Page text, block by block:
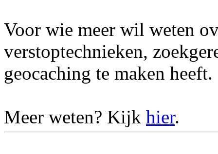
Voor wie meer wil weten
verstoptechnieken,
geocaching te maken heeft.
Meer weten? Kijk hier.